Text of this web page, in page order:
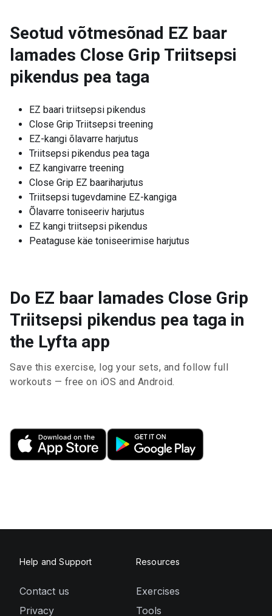
Seotud võtmesõnad EZ baar
lamades Close Grip Triitsepsi
pikendus pea taga
EZ baari triitsepsi pikendus
Close Grip Triitsepsi treening
EZ-kangi õlavarre harjutus
Triitsepsi pikendus pea taga
EZ kangivarre treening
Close Grip EZ baariharjutus
Triitsepsi tugevdamine EZ-kangiga
Õlavarre toniseeriv harjutus
EZ kangi triitsepsi pikendus
Peataguse käe toniseerimise harjutus
Do EZ baar lamades Close Grip
Triitsepsi pikendus pea taga in
the Lyfta app
Save this exercise, log your sets, and follow full
workouts — free on iOS and Android.
Help and Support
Contact us
Privacy
Resources
Exercises
Tools